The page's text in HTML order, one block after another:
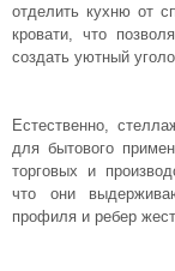
отделить кухню от
кровати, что
создать уютный
Естественно,
для бытового
торговых и
что они
профиля и ребер